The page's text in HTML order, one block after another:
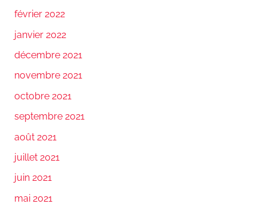
février 2022
janvier 2022
décembre 2021
novembre 2021
octobre 2021
septembre 2021
août 2021
juillet 2021
juin 2021
mai 2021